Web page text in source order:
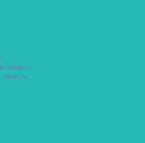
область
область